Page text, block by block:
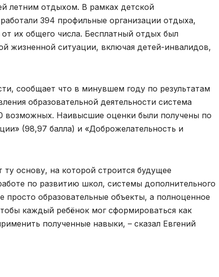
летним отдыхом. В рамках детской
394 профильные организации отдыха,
их общего числа. Бесплатный отдых был
жизненной ситуации, включая детей-инвалидов,
сообщает что в минувшем году по результатам
образовательной деятельности система
возможных. Наивысшие оценки были получены по
(98,97 балла) и «Доброжелательность и
основу, на которой строится будущее
по развитию школ, системы дополнительного
просто образовательные объекты, а полноценное
каждый ребёнок мог сформироваться как
полученные навыки, – сказал Евгений